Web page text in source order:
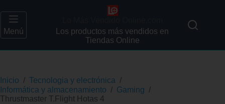
Menú
Los productos más vendidos en
Tiendas Online
Inicio / Tecnologia y electrónica /
Informática y almacenamiento / Gaming /
Thrustmaster T.Flight Hotas 4